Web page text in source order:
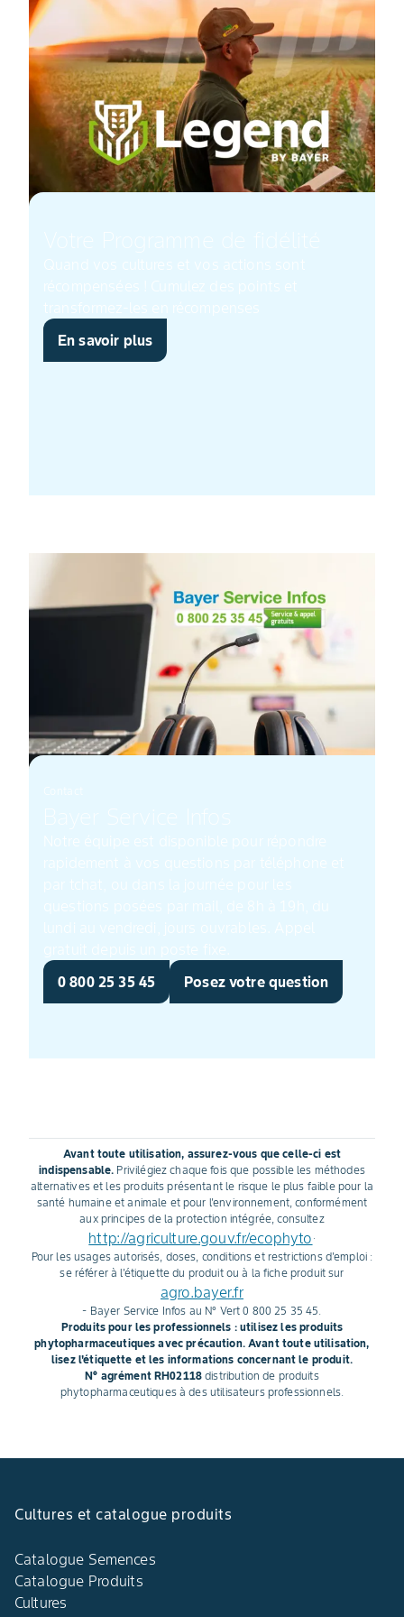
Votre Programme de fidélité
Quand vos cultures et vos actions sont
récompensées !​ Cumulez des points et
transformez-les en récompenses​
En savoir plus
Bayer Service Infos
Notre équipe est disponible pour répondre
rapidement à vos questions par téléphone et
par tchat, ou dans la journée pour les
questions posées par mail, de 8h à 19h, du
lundi au vendredi, jours ouvrables. Appel
gratuit depuis un poste fixe.
0 800 25 35 45
Posez votre question
Avant toute utilisation, assurez-vous que celle-ci est
indispensable. Privilégiez chaque fois que possible les méthodes
alternatives et les produits présentant le risque le plus faible pour la
santé humaine et animale et pour l'environnement, conformément
aux principes de la protection intégrée, consultez
http://agriculture.gouv.fr/ecophyto .
Pour les usages autorisés, doses, conditions et restrictions d'emploi :
se référer à l'étiquette du produit ou à la fiche produit sur
agro.bayer.fr
- Bayer Service Infos au N° Vert 0 800 25 35 45.
Produits pour les professionnels : utilisez les produits
phytopharmaceutiques avec précaution. Avant toute utilisation,
lisez l'étiquette et les informations concernant le produit.
N° agrément RH02118 distribution de produits
phytopharmaceutiques à des utilisateurs professionnels.
Cultures et catalogue produits
Catalogue Semences
Catalogue Produits
Cultures